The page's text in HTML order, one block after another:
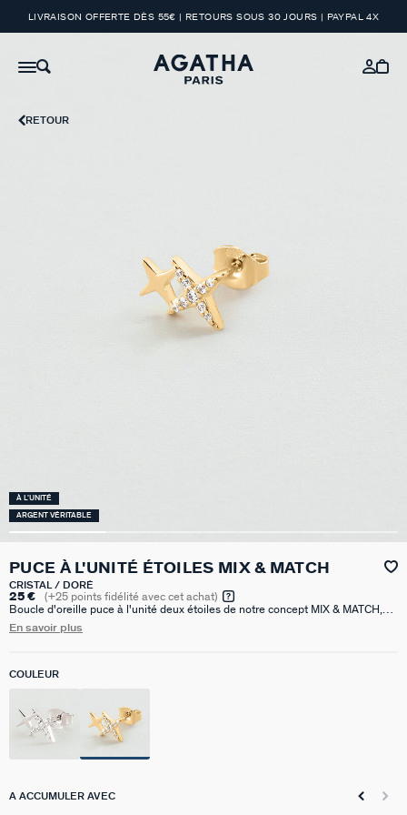
LIVRAISON OFFERTE DÈS 55€ | RETOURS SOUS 30 JOURS | PAYPAL 4X
RETOUR
À L'UNITÉ
ARGENT VÉRITABLE
PUCE À L'UNITÉ ÉTOILES MIX & MATCH
CRISTAL / DORÉ
25 € (+25 points fidélité avec cet achat)
Boucle d'oreille puce à l'unité deux étoiles de notre concept MIX & MATCH,
réalisée en argent 925 doré à l'or 750/1000e - 18 carats et dont une étoile
En savoir plus
COULEUR
A ACCUMULER AVEC